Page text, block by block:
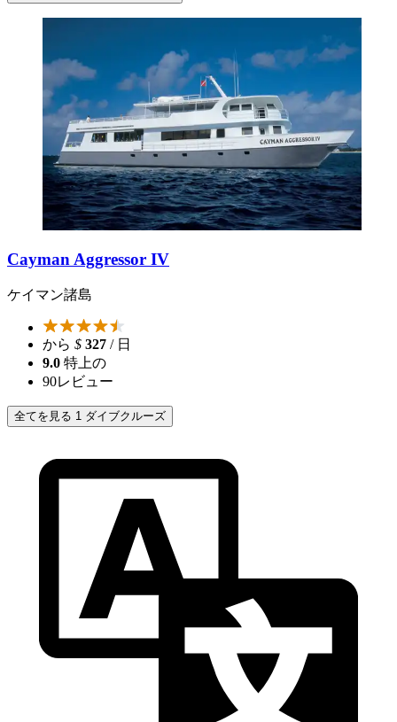
Cayman Aggressor IV
ケイマン諸島
から $ 327 / 日
9.0 特上の
90レビュー
全てを見る 1 ダイブクルーズ